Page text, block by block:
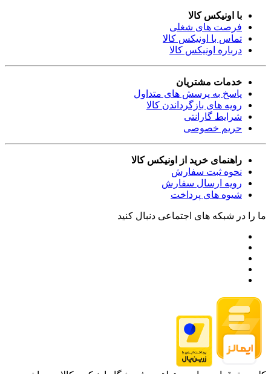
با اونیکس کالا
فرصت های شغلی
تماس با اونیکس کالا
درباره اونیکس کالا
خدمات مشتریان
پاسخ به پرسش های متداول
رویه های بازگرداندن کالا
شرایط گارانتی
حریم خصوصی
راهنمای خرید از اونیکس کالا
نحوه ثبت سفارش
رویه ارسال سفارش
شیوه های پرداخت
ما را در شبکه های اجتماعی دنبال کنید